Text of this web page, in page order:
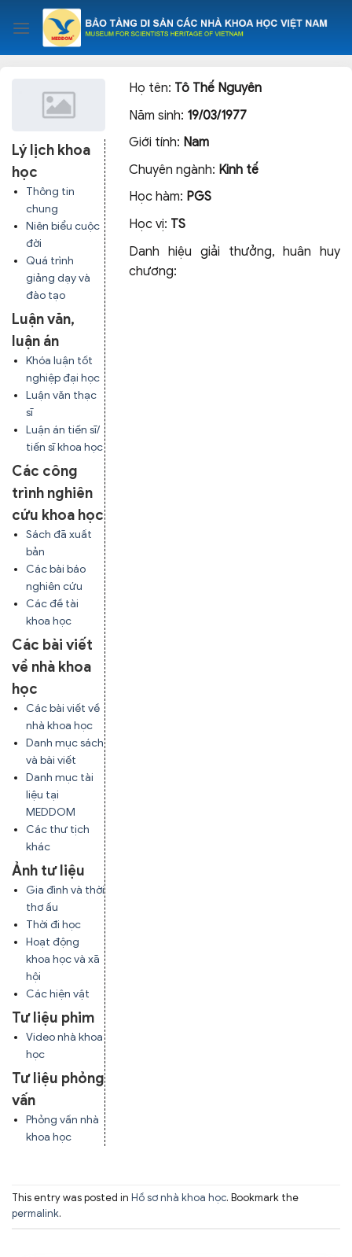
content
Lý lịch khoa
học
Thông tin
chung
Niên biểu cuộc
đời
Quá trình
giảng dạy và
đào tạo
Luận văn,
luận án
Khóa luận tốt
nghiệp đại học
Luận văn thạc
sĩ
Luận án tiến sĩ/
tiến sĩ khoa học
Các công
trình nghiên
cứu khoa học
Sách đã xuất
bản
Các bài báo
nghiên cứu
Các đề tài
khoa học
Các bài viết
về nhà khoa
học
Các bài viết về
nhà khoa học
Danh mục sách
và bài viết
Danh mục tài
liệu tại
MEDDOM
Các thư tịch
khác
Ảnh tư liệu
Gia đình và thời
thơ ấu
Thời đi học
Hoạt động
khoa học và xã
hội
Các hiện vật
Tư liệu phim
Video nhà khoa
học
Tư liệu phỏng
vấn
Phỏng vấn nhà
khoa học
Họ tên: Tô Thế Nguyên
Năm sinh: 19/03/1977
Giới tính: Nam
Chuyên ngành: Kinh tế
Học hàm: PGS
Học vị: TS
Danh hiệu giải thưởng, huân huy
chương:
This entry was posted in Hồ sơ nhà khoa học. Bookmark the
permalink.